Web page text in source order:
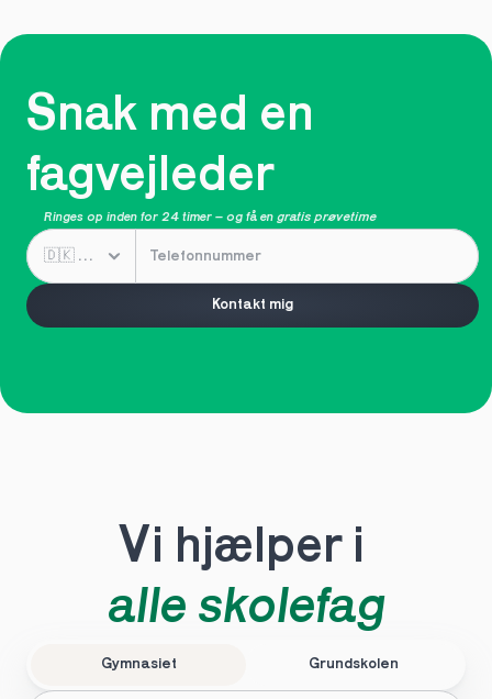
Snak med en
fagvejleder
Ringes op inden for 24 timer – og få en gratis prøvetime
Kontakt mig
Vi hjælper i
alle skolefag
Gymnasiet Grundskolen